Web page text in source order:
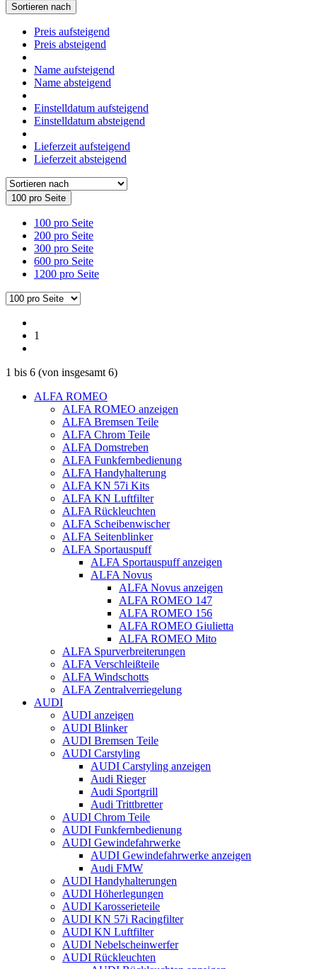
Sortieren nach
Preis aufsteigend
Preis absteigend
Name aufsteigend
Name absteigend
Einstelldatum aufsteigend
Einstelldatum absteigend
Lieferzeit aufsteigend
Lieferzeit absteigend
100 pro Seite
100 pro Seite
200 pro Seite
300 pro Seite
600 pro Seite
1200 pro Seite
1
1 bis 6 (von insgesamt 6)
ALFA ROMEO
ALFA ROMEO anzeigen
ALFA Bremsen Teile
ALFA Chrom Teile
ALFA Domstreben
ALFA Funkfernbedienung
ALFA Handyhalterung
ALFA KN 57i Kits
ALFA KN Luftfilter
ALFA Rückleuchten
ALFA Scheibenwischer
ALFA Seitenblinker
ALFA Sportauspuff
ALFA Sportauspuff anzeigen
ALFA Novus
ALFA Novus anzeigen
ALFA ROMEO 147
ALFA ROMEO 156
ALFA ROMEO Giulietta
ALFA ROMEO Mito
ALFA Spurverbreiterungen
ALFA Verschleißteile
ALFA Windschotts
ALFA Zentralverriegelung
AUDI
AUDI anzeigen
AUDI Blinker
AUDI Bremsen Teile
AUDI Carstyling
AUDI Carstyling anzeigen
Audi Rieger
Audi Sportgrill
Audi Trittbretter
AUDI Chrom Teile
AUDI Funkfernbedienung
AUDI Gewindefahrwerke
AUDI Gewindefahrwerke anzeigen
Audi FMW
AUDI Handyhalterungen
AUDI Höherlegungen
AUDI Karosserieteile
AUDI KN 57i Racingfilter
AUDI KN Luftfilter
AUDI Nebelscheinwerfer
AUDI Rückleuchten